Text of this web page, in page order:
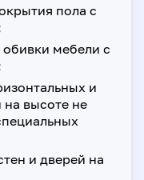
пола с
обивки мебели с
и
на высоте не
и дверей на